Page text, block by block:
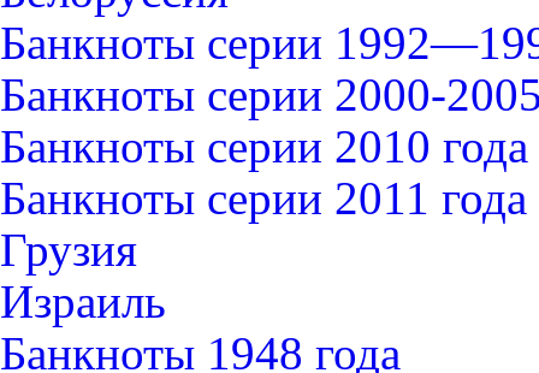
Банкноты серии
Банкноты серии 2000-
Банкноты серии 2010 года
Банкноты серии 2011 года
Грузия
Израиль
Банкноты 1948 года